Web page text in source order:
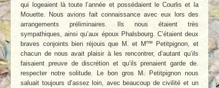
qui logeaient là toute l’année et possédaient le Courlis et la
Mouette. Nous avions fait connaissance avec eux lors des
arrangements préliminaires. Ils nous étaient très
sympathiques, ainsi qu’aux époux Phalsbourg. C’étaient deux
braves conjoints bien réjouis que M. et MmePetitpignon, et
chacun de nous avait plaisir à les rencontrer, d’autant qu’ils
faisaient preuve de discrétion et qu’ils prenaient garde de.
respecter notre solitude. Le bon gros M. Petitpignon nous
saluait toujours d’assez loin, avec beaucoup de civilité et un